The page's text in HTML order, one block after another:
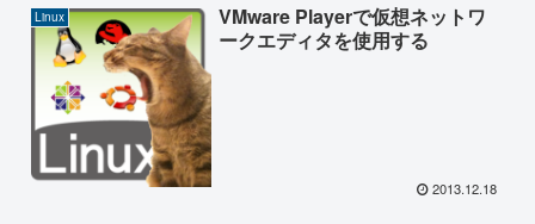
Linux
VMware Playerで仮想ネットワ
ークエディタを使用する
2013.12.18